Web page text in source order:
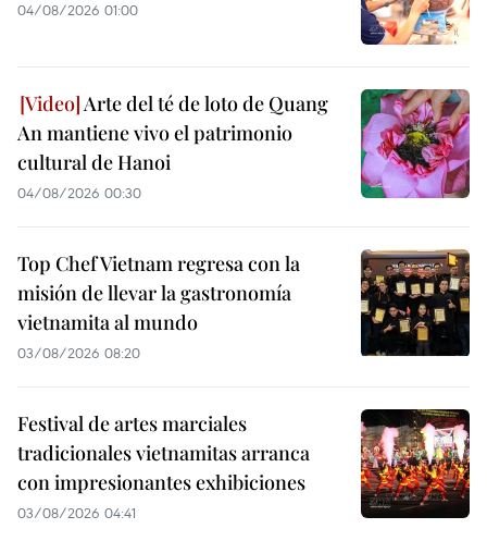
04/08/2026 01:00
Arte del té de loto de Quang
An mantiene vivo el patrimonio
cultural de Hanoi
04/08/2026 00:30
Top Chef Vietnam regresa con la
misión de llevar la gastronomía
vietnamita al mundo
03/08/2026 08:20
Festival de artes marciales
tradicionales vietnamitas arranca
con impresionantes exhibiciones
03/08/2026 04:41